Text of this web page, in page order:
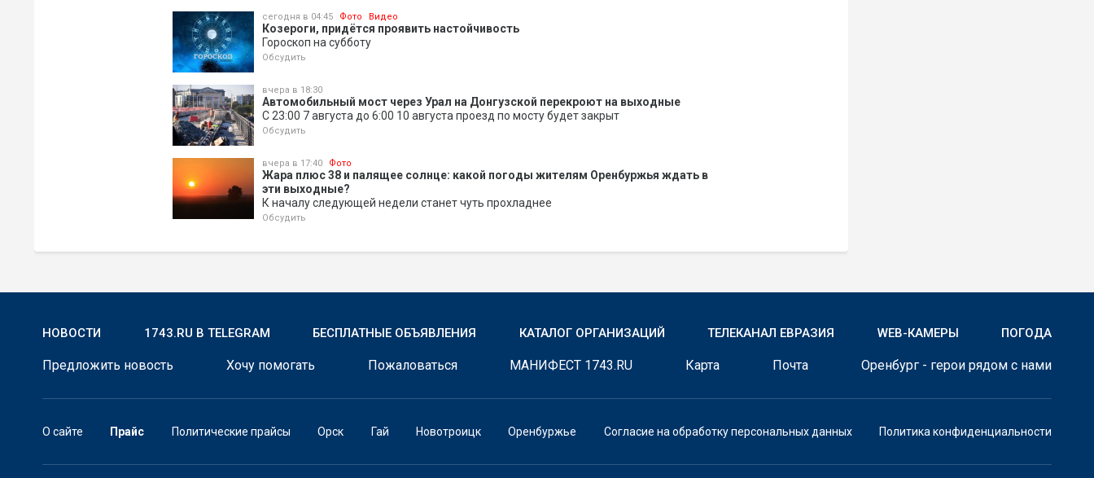
сегодня в 04:45 Фото Видео
Козероги, придётся проявить настойчивость
Гороскоп на субботу
Обсудить
вчера в 18:30
Автомобильный мост через Урал на Донгузской перекроют на выходные
С 23:00 7 августа до 6:00 10 августа проезд по мосту будет закрыт
Обсудить
вчера в 17:40 Фото
Жара плюс 38 и палящее солнце: какой погоды жителям Оренбуржья ждать в
эти выходные?
К началу следующей недели станет чуть прохладнее
Обсудить
НОВОСТИ 1743.RU В TELEGRAM БЕСПЛАТНЫЕ ОБЪЯВЛЕНИЯ КАТАЛОГ ОРГАНИЗАЦИЙ ТЕЛЕКАНАЛ ЕВРАЗИЯ WEB-КАМЕРЫ ПОГОДА
Предложить новость Хочу помогать Пожаловаться МАНИФЕСТ 1743.RU Карта Почта Оренбург - герои рядом с нами
О сайте Прайс Политические прайсы Орск Гай Новотроицк Оренбуржье Согласие на обработку персональных данных Политика конфиденциальности